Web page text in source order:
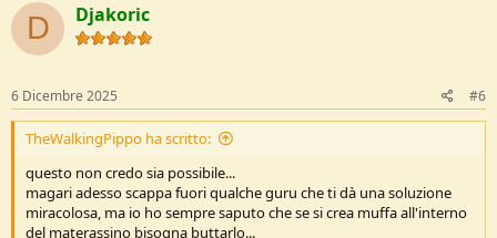
D Djakoric
6 Dicembre 2025 #6
TheWalkingPippo ha scritto:
questo non credo sia possibile...
magari adesso scappa fuori qualche guru che ti dà una soluzione
miracolosa, ma io ho sempre saputo che se si crea muffa all'interno
del materassino bisogna buttarlo...